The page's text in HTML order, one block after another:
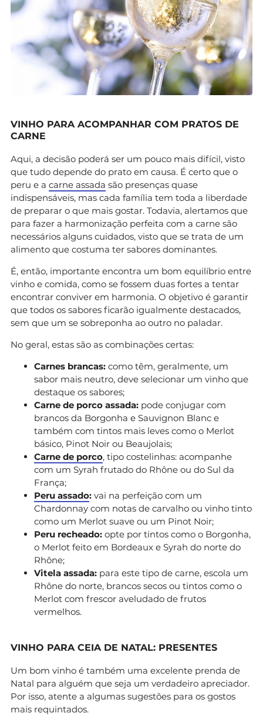
VINHO PARA ACOMPANHAR COM PRATOS DE
CARNE
Aqui, a decisão poderá ser um pouco mais difícil, visto
que tudo depende do prato em causa. É certo que o
peru e a carne assada são presenças quase
indispensáveis, mas cada família tem toda a liberdade
de preparar o que mais gostar. Todavia, alertamos que
para fazer a harmonização perfeita com a carne são
necessários alguns cuidados, visto que se trata de um
alimento que costuma ter sabores dominantes.
É, então, importante encontra um bom equilíbrio entre
vinho e comida, como se fossem duas fortes a tentar
encontrar conviver em harmonia. O objetivo é garantir
que todos os sabores ficarão igualmente destacados,
sem que um se sobreponha ao outro no paladar.
No geral, estas são as combinações certas:
Carnes brancas: como têm, geralmente, um
sabor mais neutro, deve selecionar um vinho que
destaque os sabores;
Carne de porco assada: pode conjugar com
brancos da Borgonha e Sauvignon Blanc e
também com tintos mais leves como o Merlot
básico, Pinot Noir ou Beaujolais;
Carne de porco, tipo costelinhas: acompanhe
com um Syrah frutado do Rhône ou do Sul da
França;
Peru assado: vai na perfeição com um
Chardonnay com notas de carvalho ou vinho tinto
como um Merlot suave ou um Pinot Noir;
Peru recheado: opte por tintos como o Borgonha,
o Merlot feito em Bordeaux e Syrah do norte do
Rhône;
Vitela assada: para este tipo de carne, escola um
Rhône do norte, brancos secos ou tintos como o
Merlot com frescor aveludado de frutos
vermelhos.
VINHO PARA CEIA DE NATAL: PRESENTES
Um bom vinho é também uma excelente prenda de
Natal para alguém que seja um verdadeiro apreciador.
Por isso, atente a algumas sugestões para os gostos
mais requintados.